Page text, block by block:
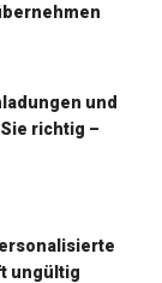
und
richtig –
ungültig